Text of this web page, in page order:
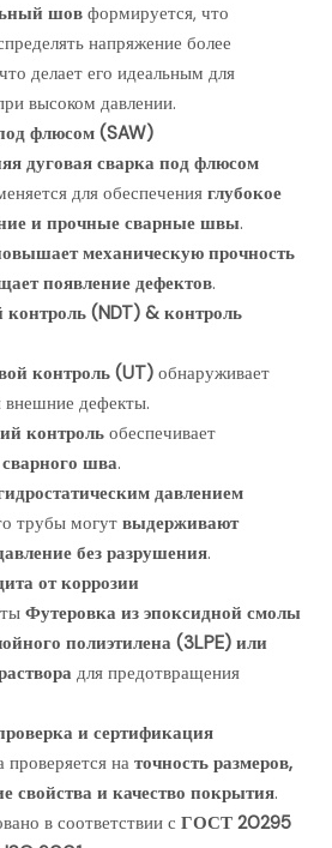
шов формируется, что
напряжение более
делает его идеальным для
высоком давлении.
флюсом (SAW)
дуговая сварка под флюсом
для обеспечения глубокое
и прочные сварные швы.
механическую прочность
появление дефектов.
(NDT) & контроль
контроль (UT) обнаруживает
внешние дефекты.
контроль обеспечивает
сварного шва.
давлением
трубы могут выдерживают
без разрушения.
от коррозии
Футеровка из эпоксидной смолы
полиэтилена (3LPE) или
для предотвращения
и сертификация
на точность размеров,
свойства и качество покрытия.
в соответствии с ГОСТ 20295